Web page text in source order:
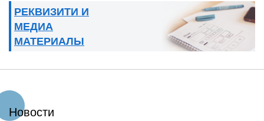
РЕКВИЗИТИ И
МЕДИА
МАТЕРИАЛЫ
Новости